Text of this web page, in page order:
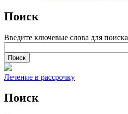
Поиск
Введите ключевые слова для поиска
Лечение в рассрочку
Поиск